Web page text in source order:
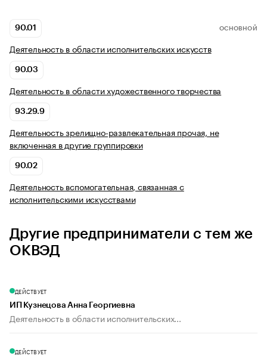
90.01 ОСНОВНОЙ
Деятельность в области исполнительских искусств
90.03
Деятельность в области художественного творчества
93.29.9
Деятельность зрелищно-развлекательная прочая, не
включенная в другие группировки
90.02
Деятельность вспомогательная, связанная с
исполнительскими искусствами
Другие предприниматели с тем же
ОКВЭД
ДЕЙСТВУЕТ
ИП Кузнецова Анна Георгиевна
Деятельность в области исполнительских...
ДЕЙСТВУЕТ